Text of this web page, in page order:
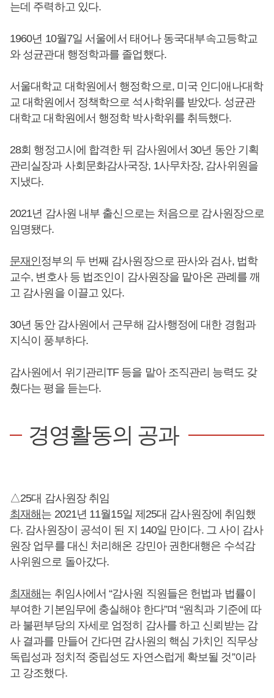
는데 주력하고 있다.
1960년 10월7일 서울에서 태어나 동국대부속고등학교
와 성균관대 행정학과를 졸업했다.
서울대학교 대학원에서 행정학으로, 미국 인디애나대학
교 대학원에서 정책학으로 석사학위를 받았다. 성균관
대학교 대학원에서 행정학 박사학위를 취득했다.
28회 행정고시에 합격한 뒤 감사원에서 30년 동안 기획
관리실장과 사회문화감사국장, 1사무차장, 감사위원을
지냈다.
2021년 감사원 내부 출신으로는 처음으로 감사원장으로
임명됐다.
문재인정부의 두 번째 감사원장으로 판사와 검사, 법학
교수, 변호사 등 법조인이 감사원장을 맡아온 관례를 깨
고 감사원을 이끌고 있다.
30년 동안 감사원에서 근무해 감사행정에 대한 경험과
지식이 풍부하다.
감사원에서 위기관리TF 등을 맡아 조직관리 능력도 갖
췄다는 평을 듣는다.
경영활동의 공과
△25대 감사원장 취임
최재해 는 2021년 11월15일 제25대 감사원장에 취임했
다. 감사원장이 공석이 된 지 140일 만이다. 그 사이 감사
원장 업무를 대신 처리해온 강민아 권한대행은 수석감
사위원으로 돌아갔다.
최재해 는 취임사에서 “감사원 직원들은 헌법과 법률이
부여한 기본임무에 충실해야 한다”며 “원칙과 기준에 따
라 불편부당의 자세로 엄정히 감사를 하고 신뢰받는 감
사 결과를 만들어 간다면 감사원의 핵심 가치인 직무상
독립성과 정치적 중립성도 자연스럽게 확보될 것”이라
고 강조했다.